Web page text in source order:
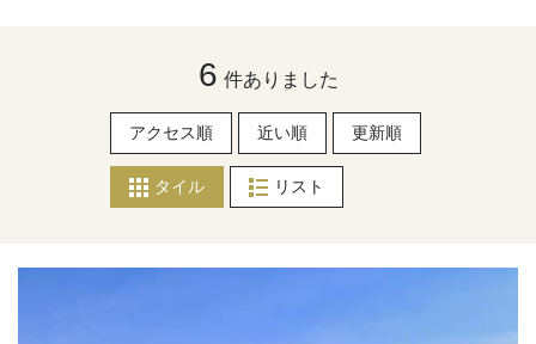
6 件ありました
アクセス順 近い順 更新順
タイル リスト